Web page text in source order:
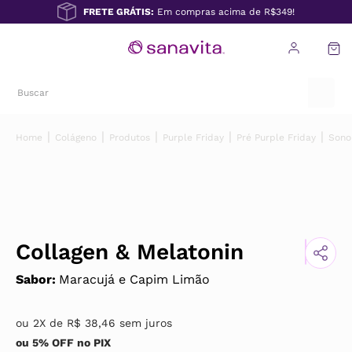
FRETE GRÁTIS: Em compras acima de R$349!
Colágeno Produtos Purple Friday Pré Purple Friday
Collagen & Melatonin
Sabor: Maracujá e Capim Limão
ou 2X de R$ 38,46 sem juros
ou 5% OFF no PIX